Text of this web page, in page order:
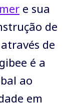
e sua
de
de
é a
ao
em